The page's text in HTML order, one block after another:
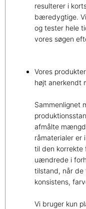
resulterer i
bæredygtige.
og tester hele
vores søgen
Vores
højt anerkendt
Sammenlignet
afmålte
råmaterialer er
til den korrekte
uændrede i
tilstand, når de
konsistens,
Vi bruger kun